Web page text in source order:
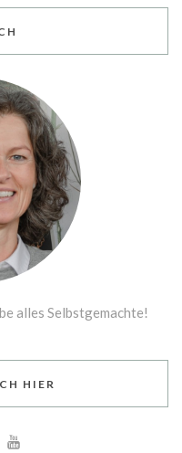
alles Selbstgemachte!
HIER